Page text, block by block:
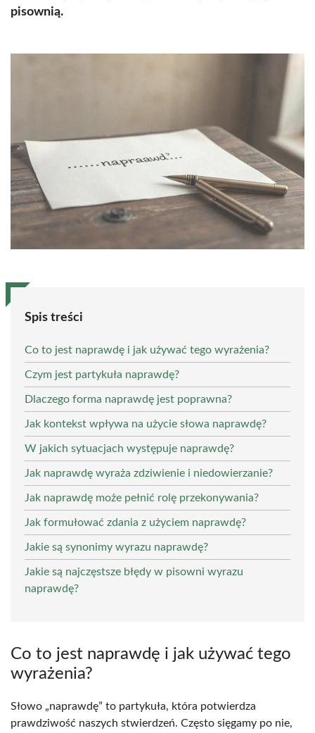
pisownią.
Spis treści
Co to jest naprawdę i jak używać tego wyrażenia?
Czym jest partykuła naprawdę?
Dlaczego forma naprawdę jest poprawna?
Jak kontekst wpływa na użycie słowa naprawdę?
W jakich sytuacjach występuje naprawdę?
Jak naprawdę wyraża zdziwienie i niedowierzanie?
Jak naprawdę może pełnić rolę przekonywania?
Jak formułować zdania z użyciem naprawdę?
Jakie są synonimy wyrazu naprawdę?
Jakie są najczęstsze błędy w pisowni wyrazu
naprawdę?
Co to jest naprawdę i jak używać tego
wyrażenia?
Słowo „naprawdę” to partykuła, która potwierdza
prawdziwość naszych stwierdzeń. Często sięgamy po nie,